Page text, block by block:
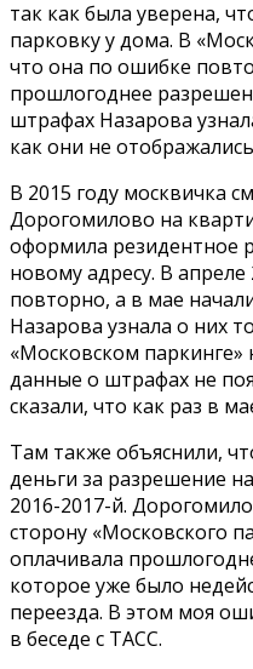
так как была уверена,
парковку у дома. В
что она по ошибке
прошлогоднее
штрафах Назарова
как они не
В 2015 году москвичка
Дорогомилово на
оформила резидентное
новому адресу. В апреле
повторно, а в мае
Назарова узнала о них
«Московском паркинге»
данные о штрафах не
сказали, что как раз в
Там также объяснили,
деньги за разрешение
2016-2017-й.
сторону «Московского
оплачивала
которое уже было
переезда. В этом моя
в беседе с ТАСС.